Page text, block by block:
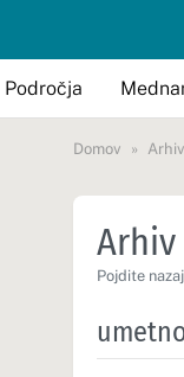
Področja
Domov
Pojdite